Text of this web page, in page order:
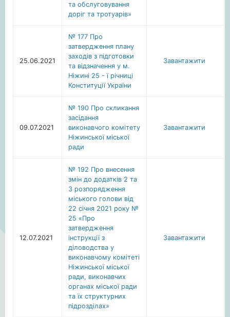
та обслуговування
доріг та тротуарів»
25.06.2021
№ 177 Про
затвердження плану
заходів з підготовки
та відзначення у м.
Ніжині 25 - ї річниці
Конституції України
Завантажити
09.07.2021
№ 190 Про скликання
засідання
виконавчого комітету
Ніжинської міської
ради
Завантажити
12.07.2021
№ 192 Про внесення
змін до додатків 2 та
3 розпорядження
міського голови від
22 січня 2021 року №
25 «Про
затвердження
інструкції з
діловодства у
виконавчому комітеті
Ніжинської міської
ради, виконавчих
органах міської ради
та їх структурних
підрозділах»
Завантажити